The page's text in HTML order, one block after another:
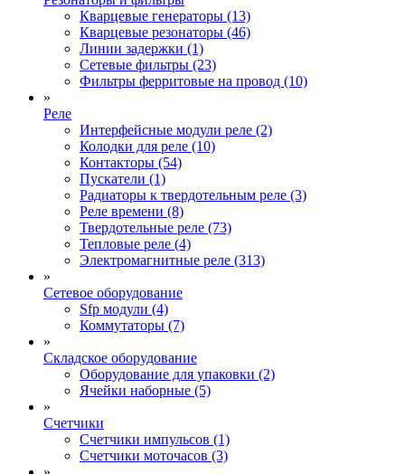
Кварцевые генераторы (13)
Кварцевые резонаторы (46)
Линии задержки (1)
Сетевые фильтры (23)
Фильтры ферритовые на провод (10)
»
Реле
Интерфейсные модули реле (2)
Колодки для реле (10)
Контакторы (54)
Пускатели (1)
Радиаторы к твердотельным реле (3)
Реле времени (8)
Твердотельные реле (73)
Тепловые реле (4)
Электромагнитные реле (313)
»
Сетевое оборудование
Sfp модули (4)
Коммутаторы (7)
»
Складское оборудование
Оборудование для упаковки (2)
Ячейки наборные (5)
»
Счетчики
Счетчики импульсов (1)
Счетчики моточасов (3)